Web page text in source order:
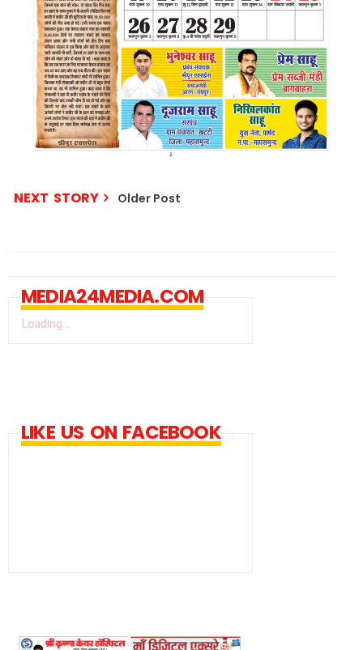
NEXT STORY Older Post
MEDIA24MEDIA.COM
Loading...
LIKE US ON FACEBOOK